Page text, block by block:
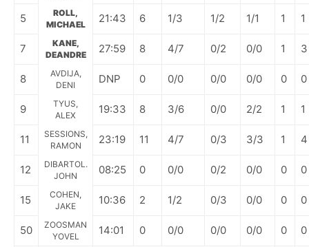
5
ROLL,
MICHAEL
21:43 6 1/3 1/2 1/1 1 1
7
KANE,
DEANDRE
27:59 8 4/7 0/2 0/0 1 3
8
AVDIJA,
DENI
DNP 0 0/0 0/0 0/0 0 0
9
TYUS,
ALEX
19:33 8 3/6 0/0 2/2 1 1
11
SESSIONS,
RAMON
23:19 11 4/7 0/3 3/3 1 4
12
DIBARTOL.
JOHN
08:25 0 0/0 0/2 0/0 0 0
15
COHEN,
JAKE
10:36 2 1/2 0/3 0/0 0 0
50
ZOOSMAN
YOVEL
14:01 0 0/0 0/0 0/0 0
0